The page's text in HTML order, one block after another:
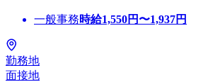
一般事務時給1,550円〜1,937円
勤務地
面接地